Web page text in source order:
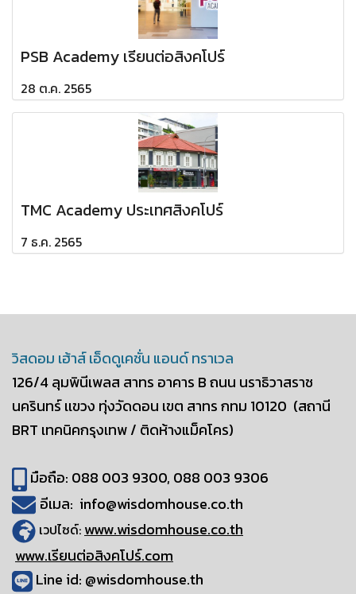
PSB Academy เรียนต่อสิงคโปร์
28 ต.ค. 2565
TMC Academy ประเทศสิงคโปร์
7 ธ.ค. 2565
วิสดอม เฮ้าส์ เอ็ดดูเคชั่น แอนด์ ทราเวล
126/4 ลุมพินีเพลส สาทร อาคาร Bถนน นราธิวาสราช
นครินทร์ เเขวง ทุ่งวัดดอน เขต สาทร กทม 10120 (สถานี
BRT เทคนิคกรุงเทพ / ติดห้างแม็คโคร)
มือถือ: 088 003 9300, 088 003 9306
อีเมล: info@wisdomhouse.co.th
เวปไซด์: www.wisdomhouse.co.th
www.เรียนต่อสิงคโปร์.com
Line id: @wisdomhouse.th